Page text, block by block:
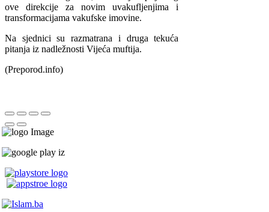
ove direkcije za novim uvakufljenjima i
transformacijama vakufske imovine.
Na sjednici su razmatrana i druga tekuća
pitanja iz nadležnosti Vijeća muftija.
(Preporod.info)